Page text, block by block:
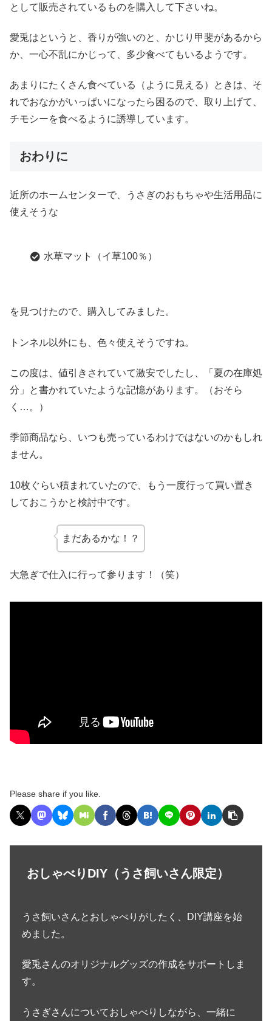
として販売されているものを購入して下さいね。
愛兎はというと、香りが強いのと、かじり甲斐があるから
か、一心不乱にかじって、多少食べてもいるようです。
あまりにたくさん食べている（ように見える）ときは、そ
れでおなかがいっぱいになったら困るので、取り上げて、
チモシーを食べるように誘導しています。
おわりに
近所のホームセンターで、うさぎのおもちゃや生活用品に
使えそうな
水草マット（イ草100％）
を見つけたので、購入してみました。
トンネル以外にも、色々使えそうですね。
この度は、値引きされていて激安でしたし、「夏の在庫処
分」と書かれていたような記憶があります。（おそら
く…。）
季節商品なら、いつも売っているわけではないのかもしれ
ません。
10枚ぐらい積まれていたので、もう一度行って買い置き
しておこうかと検討中です。
まだあるかな！？
大急ぎで仕入に行って参ります！（笑）
Please share if you like.
おしゃべりDIY（うさ飼いさん限定）
うさ飼いさんとおしゃべりがしたく、DIY講座を始
めました。
愛兎さんのオリジナルグッズの作成をサポートしま
す。
うさぎさんについておしゃべりしながら、一緒に